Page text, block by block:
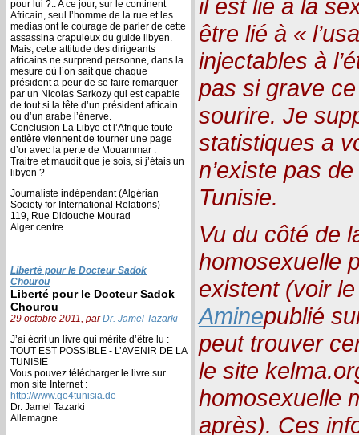
pour lui ?.. A ce jour, sur le continent
Africain, seul l’homme de la rue et les
medias ont le courage de parler de cette
assassina crapuleux du guide libyen.
Mais, cette attitude des dirigeants
africains ne surprend personne, dans la
mesure où l’on sait que chaque
président a peur de se faire remarquer
par un Nicolas Sarkozy qui est capable
de tout si la tête d’un président africain
ou d’un arabe l’énerve.
Conclusion La Libye et l’Afrique toute
entière viennent de tourner une page
d’or avec la perte de Mouammar .
Traitre et maudit que je sois, si j’étais un
libyen ?
Journaliste indépendant (Algérian
Society for International Relations)
119, Rue Didouche Mourad
Alger centre
Liberté pour le Docteur Sadok
Chourou
Liberté pour le Docteur Sadok
Chourou
29 octobre 2011, parDr. Jamel Tazarki
J’ai écrit un livre qui mérite d’être lu :
TOUT EST POSSIBLE - L’AVENIR DE LA
TUNISIE
Vous pouvez télécharger le livre sur
mon site Internet :
http://www.go4tunisia.de
Dr. Jamel Tazarki
Allemagne
il est lié à la
être lié à «
injectables à
pas si grave
sourire. Je
statistiques a
n’existe pas
Tunisie.
Vu du côté de
homosexuelle
existent (voir
Aminepublié
peut trouver
le site
homosexuelle
après). Ces